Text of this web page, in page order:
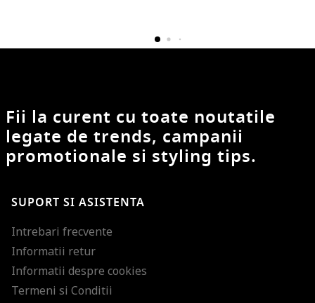
Fii la curent cu toate noutatile
legate de trends, campanii
promotionale si styling tips.
SUPORT SI ASISTENTA
Intrebari frecvente
Informatii retur
Informatii despre cookies
Termeni si Conditii